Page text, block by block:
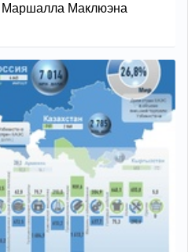
Маршалла Маклюэна